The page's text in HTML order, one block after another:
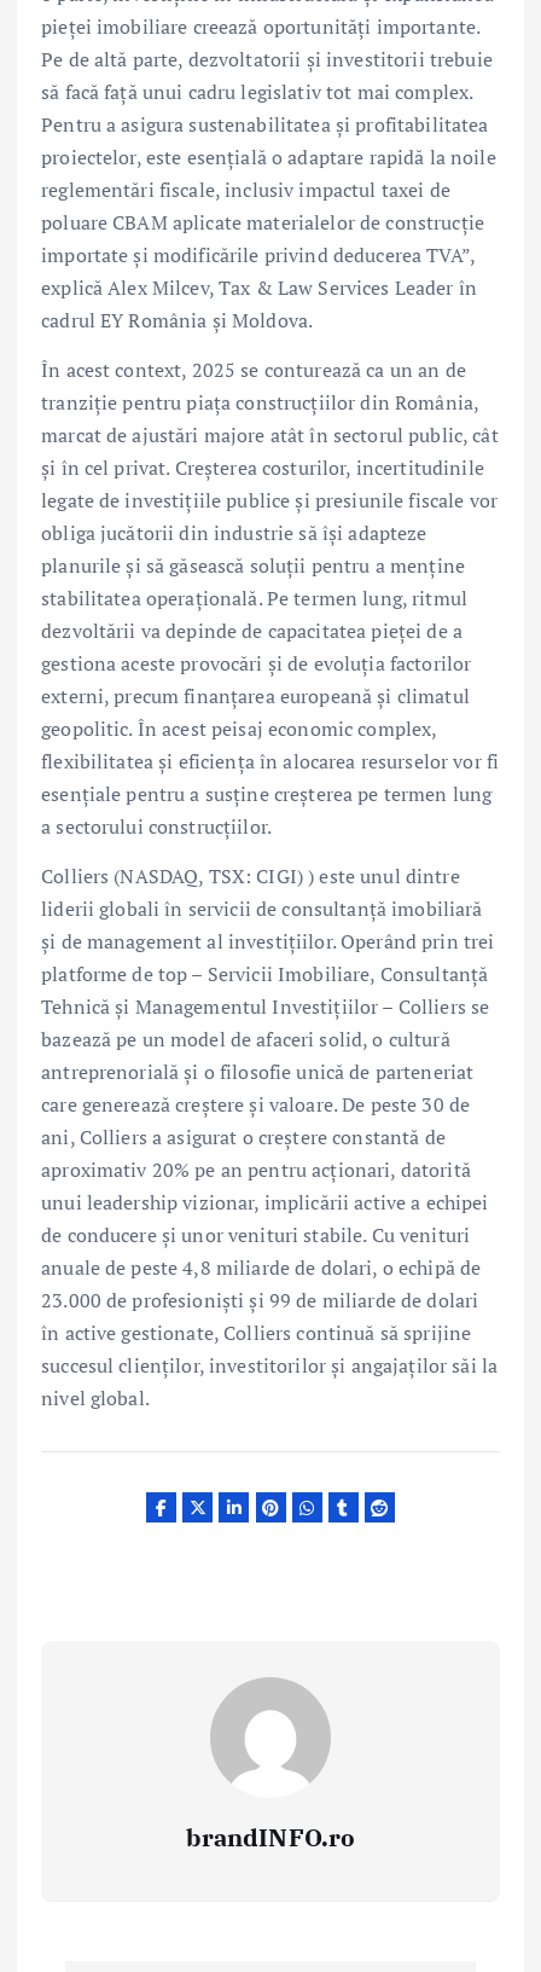
pieței imobiliare creează oportunități importante.
Pe de altă parte, dezvoltatorii și investitorii trebuie
să facă față unui cadru legislativ tot mai complex.
Pentru a asigura sustenabilitatea și profitabilitatea
proiectelor, este esențială o adaptare rapidă la noile
reglementări fiscale, inclusiv impactul taxei de
poluare CBAM aplicate materialelor de construcție
importate și modificările privind deducerea TVA”,
explică Alex Milcev, Tax & Law Services Leader în
cadrul EY România și Moldova.
În acest context, 2025 se conturează ca un an de
tranziție pentru piața construcțiilor din România,
marcat de ajustări majore atât în sectorul public, cât
și în cel privat. Creșterea costurilor, incertitudinile
legate de investițiile publice și presiunile fiscale vor
obliga jucătorii din industrie să își adapteze
planurile și să găsească soluții pentru a menține
stabilitatea operațională. Pe termen lung, ritmul
dezvoltării va depinde de capacitatea pieței de a
gestiona aceste provocări și de evoluția factorilor
externi, precum finanțarea europeană și climatul
geopolitic. În acest peisaj economic complex,
flexibilitatea și eficiența în alocarea resurselor vor fi
esențiale pentru a susține creșterea pe termen lung
a sectorului construcțiilor.
Colliers (NASDAQ, TSX: CIGI) ) este unul dintre
liderii globali în servicii de consultanță imobiliară
și de management al investițiilor. Operând prin trei
platforme de top – Servicii Imobiliare, Consultanță
Tehnică și Managementul Investițiilor – Colliers se
bazează pe un model de afaceri solid, o cultură
antreprenorială și o filosofie unică de parteneriat
care generează creștere și valoare. De peste 30 de
ani, Colliers a asigurat o creștere constantă de
aproximativ 20% pe an pentru acționari, datorită
unui leadership vizionar, implicării active a echipei
de conducere și unor venituri stabile. Cu venituri
anuale de peste 4,8 miliarde de dolari, o echipă de
23.000 de profesioniști și 99 de miliarde de dolari
în active gestionate, Colliers continuă să sprijine
succesul clienților, investitorilor și angajaților săi la
nivel global.
brandINFO.ro